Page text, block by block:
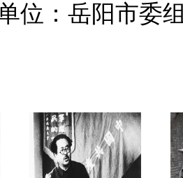
单位：岳阳市委